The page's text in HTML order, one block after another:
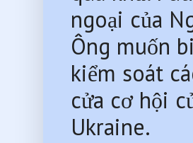
ngoại của
Ông muốn
kiểm soát
cửa cơ hội
Ukraine.